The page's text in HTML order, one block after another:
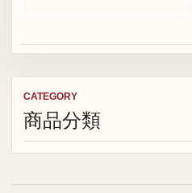
CATEGORY
商品分類